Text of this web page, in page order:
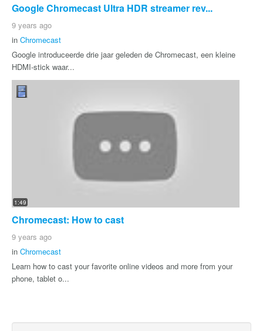
Google Chromecast Ultra HDR streamer rev...
9 years ago
in Chromecast
Google introduceerde drie jaar geleden de Chromecast, een kleine
HDMI-stick waar...
1:49
Chromecast: How to cast
9 years ago
in Chromecast
Learn how to cast your favorite online videos and more from your
phone, tablet o...